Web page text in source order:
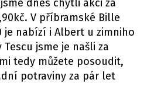
dnes chytli akci za
V příbramské Bille
je nabízí i Albert u zimniho
jsme je našli za
tedy můžete posoudit,
potraviny za pár let